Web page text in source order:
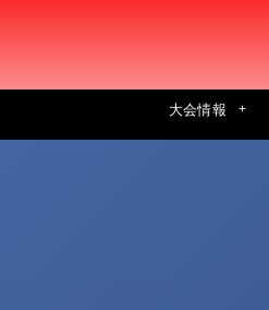
大会情報